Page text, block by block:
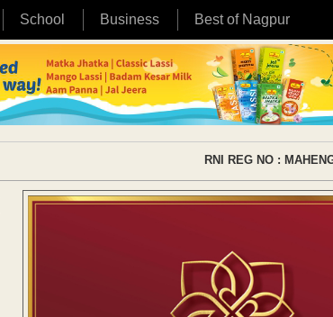
School Business Best of Nagpur
RNI REG NO :